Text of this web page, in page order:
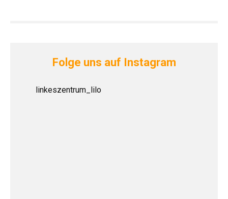
Folge uns auf Instagram
linkeszentrum_lilo